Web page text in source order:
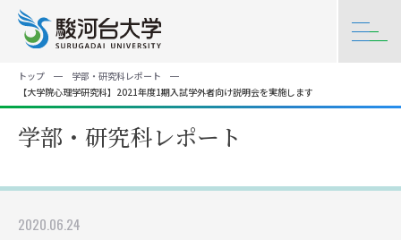
トップ
学部・研究科レポート
【大学院心理学研究科】2021年度1期入試学外者向け説明会を実施します
学部・研究科レポート
2020.06.24